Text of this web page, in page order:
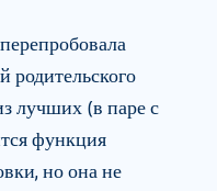
лучших (в паре с
функция
но она не